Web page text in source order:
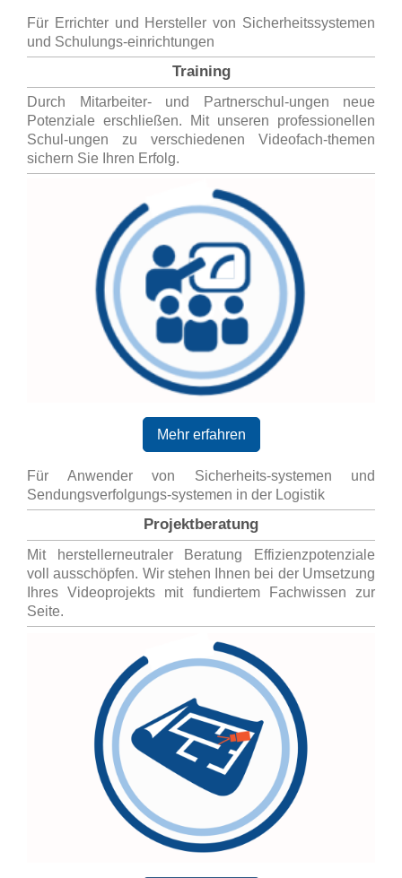
Für Errichter und Hersteller von Sicherheitssystemen
und Schulungs-einrichtungen
Training
Durch Mitarbeiter- und Partnerschul-ungen neue
Potenziale erschließen. Mit unseren professionellen
Schul-ungen zu verschiedenen Videofach-themen
sichern Sie Ihren Erfolg.
Mehr erfahren
Für Anwender von Sicherheits-systemen und
Sendungsverfolgungs-systemen in der Logistik
Projektberatung
Mit herstellerneutraler Beratung Effizienzpotenziale
voll ausschöpfen. Wir stehen Ihnen bei der Umsetzung
Ihres Videoprojekts mit fundiertem Fachwissen zur
Seite.